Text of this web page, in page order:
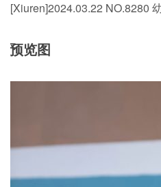
[Xiuren]2024.03.22 NO.8280
预览图